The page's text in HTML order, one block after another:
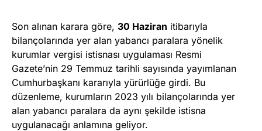
Son alınan karara göre, 30 Haziran itibarıyla
bilançolarında yer alan yabancı paralara yönelik
kurumlar vergisi istisnası uygulaması Resmi
Gazete’nin 29 Temmuz tarihli sayısında yayımlanan
Cumhurbaşkanı kararıyla yürürlüğe girdi. Bu
düzenleme, kurumların 2023 yılı bilançolarında yer
alan yabancı paralara da aynı şekilde istisna
uygulanacağı anlamına geliyor.